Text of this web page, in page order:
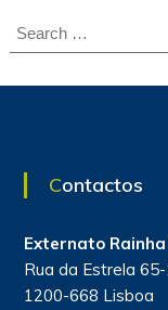
S
e
Contactos
Externato
Rua da Estrela 65-
1200-668 Lisboa